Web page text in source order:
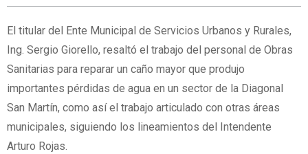
El titular del Ente Municipal de Servicios Urbanos y Rurales,
Ing. Sergio Giorello, resaltó el trabajo del personal de Obras
Sanitarias para reparar un caño mayor que produjo
importantes pérdidas de agua en un sector de la Diagonal
San Martín, como así el trabajo articulado con otras áreas
municipales, siguiendo los lineamientos del Intendente
Arturo Rojas.